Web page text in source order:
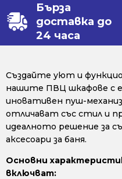
Бърза
доставка до
24 часа
Създайте уют и
нашите ПВЦ шкафове с
иновативен пуш-
отличават със стил и
идеалното решение за
аксесоари за баня.
Основни
включват: